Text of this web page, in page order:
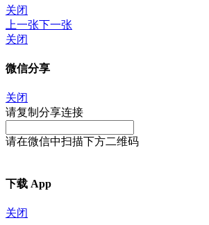
关闭
上一张下一张
关闭
微信分享
关闭
请复制分享连接
请在微信中扫描下方二维码
下载 App
关闭